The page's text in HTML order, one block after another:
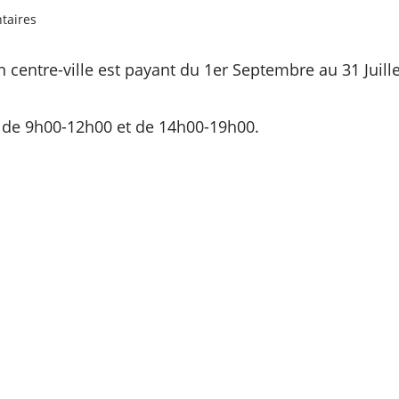
centre-ville est payant du 1er Septembre au 31
9h00-12h00 et de 14h00-19h00.